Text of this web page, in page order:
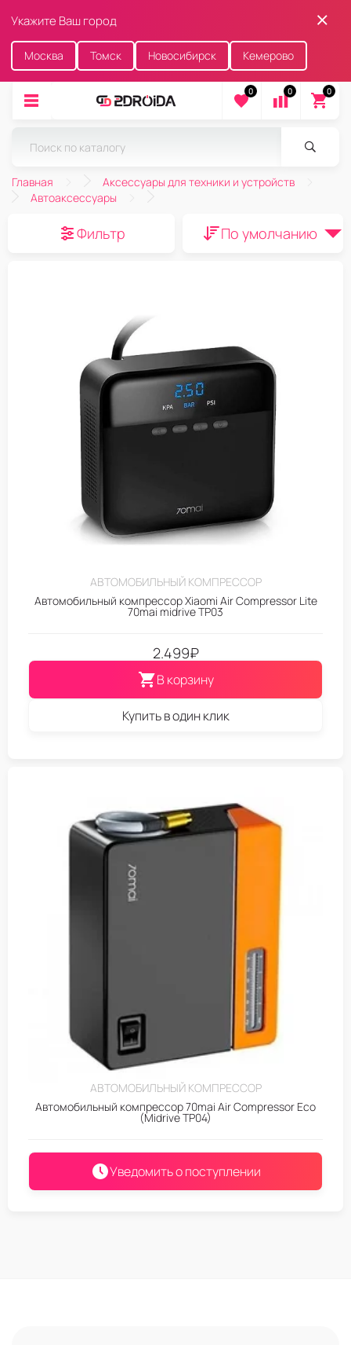
Укажите Ваш город
Москва Томск Новосибирск Кемерово
0 0 0
Главная
Аксессуары для техники и устройств
Автоаксессуары
Фильтр По умолчанию
АВТОМОБИЛЬНЫЙ КОМПРЕССОР
Автомобильный компрессор Xiaomi Air Compressor Lite
70mai midrive TP03
2.499₽
В корзину
Купить в один клик
АВТОМОБИЛЬНЫЙ КОМПРЕССОР
Автомобильный компрессор 70mai Air Compressor Eco
(Midrive TP04)
Уведомить о поступлении